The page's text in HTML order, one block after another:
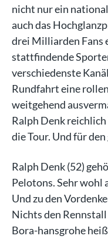
nicht nur ein
auch das
drei Milliarden Fans
stattfindende
verschiedenste
Rundfahrt eine
weitgehend
Ralph Denk
die Tour. Und für
Ralph Denk (52)
Pelotons. Sehr wohl
Und zu den
Nichts den
Bora-hansgrohe